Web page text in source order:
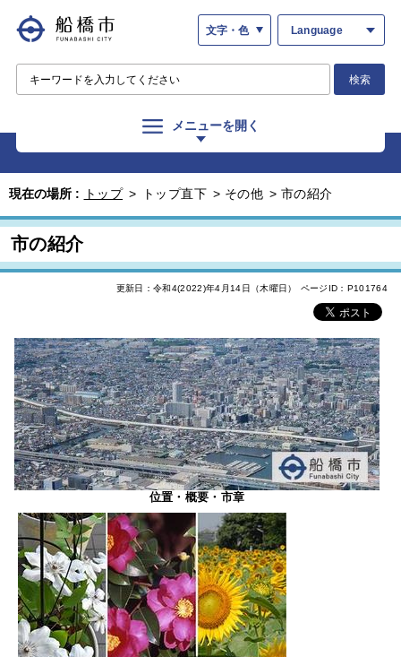
文字・色 Language
検索
メニューを開く
現在の場所 : トップ > トップ直下 > その他 > 市の紹介
市の紹介
更新日：令和4(2022)年4月14日（木曜日） ページID：P101764
位置・概要・市章